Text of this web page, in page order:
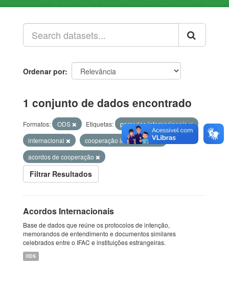
Ordenar por
1 conjunto de dados encontrado
Formatos: ODS Etiquetas:
parcerias internacionais
internacional
cooperação internacional
acordos de cooperação
Filtrar Resultados
Acordos Internacionais
Base de dados que reúne os protocolos de intenção,
memorandos de entendimento e documentos similares
celebrados entre o IFAC e instituições estrangeiras.
ODS